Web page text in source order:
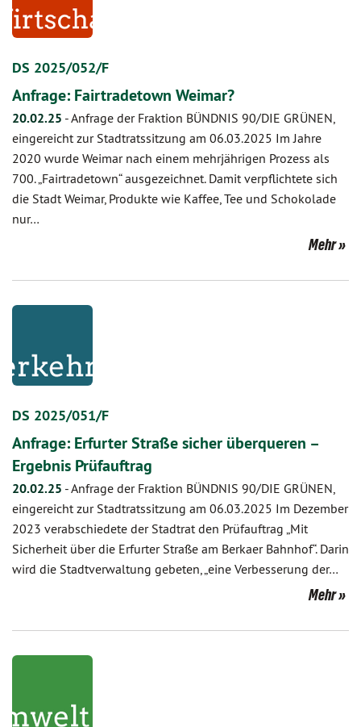
DS 2025/052/F
Anfrage: Fairtradetown Weimar?
20.02.25 -Anfrage der Fraktion BÜNDNIS 90/DIE GRÜNEN,
eingereicht zur Stadtratssitzung am 06.03.2025 Im Jahre
2020 wurde Weimar nach einem mehrjährigen Prozess als
700. „Fairtradetown“ ausgezeichnet. Damit verpflichtete sich
die Stadt Weimar, Produkte wie Kaffee, Tee und Schokolade
nur…
Mehr
DS 2025/051/F
Anfrage: Erfurter Straße sicher überqueren –
Ergebnis Prüfauftrag
20.02.25 -Anfrage der Fraktion BÜNDNIS 90/DIE GRÜNEN,
eingereicht zur Stadtratssitzung am 06.03.2025 Im Dezember
2023 verabschiedete der Stadtrat den Prüfauftrag „Mit
Sicherheit über die Erfurter Straße am Berkaer Bahnhof“. Darin
wird die Stadtverwaltung gebeten, „eine Verbesserung der…
Mehr